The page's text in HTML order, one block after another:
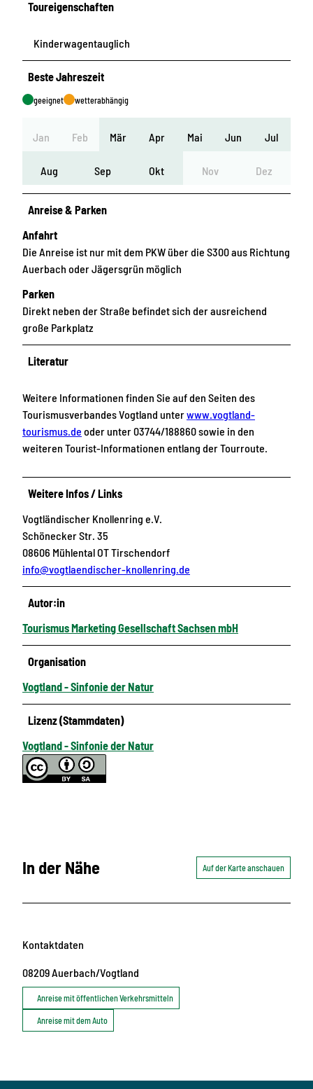
Toureigenschaften
Kinderwagentauglich
Beste Jahreszeit
geeignet wetterabhängig
Jan Feb Mär Apr Mai Jun Jul
Aug Sep Okt Nov Dez
Anreise & Parken
Anfahrt
Die Anreise ist nur mit dem PKW über die S300 aus Richtung
Auerbach oder Jägersgrün möglich
Parken
Direkt neben der Straße befindet sich der ausreichend
große Parkplatz
Literatur
Weitere Informationen finden Sie auf den Seiten des
Tourismusverbandes Vogtland unterwww.vogtland-
tourismus.de oder unter 03744/188860 sowie in den
weiteren Tourist-Informationen entlang der Tourroute.
Weitere Infos / Links
Vogtländischer Knollenring e.V.
Schönecker Str. 35
08606 Mühlental OT Tirschendorf
info@vogtlaendischer-knollenring.de
Autor:in
Tourismus Marketing Gesellschaft Sachsen mbH
Organisation
Vogtland - Sinfonie der Natur
Lizenz (Stammdaten)
Vogtland - Sinfonie der Natur
In der Nähe Auf der Karte anschauen
Kontaktdaten
08209Auerbach/Vogtland
Anreise mit öffentlichen Verkehrsmitteln
Anreise mit dem Auto